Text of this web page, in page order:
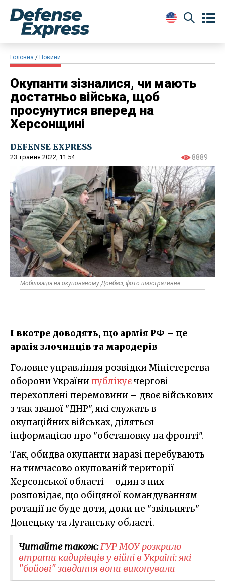
Головна Новини
Окупанти зізналися, чи мають
достатньо війська, щоб
просунутися вперед на
Херсонщині
DEFENSE EXPRESS
23 травня 2022, 11:54 8889
Мобілізація на окупованому Донбасі, фото ілюстративне
І вкотре доводять, що армія РФ – це
армія злочинців та мародерів
Головне управління розвідки Міністерства
оборони Українипублікуєчергові
перехоплені перемовини – двоє військових
з так званої "ДНР", які служать в
окупаційних військах, діляться
інформацією про "обстановку на фронті".
Так, обидва окупанти наразі перебувають
на тимчасово окупованій території
Херсонської області – один з них
розповідає, що обіцяної командуванням
ротації не буде доти, доки не "звільнять"
Донецьку та Луганську області.
Читайте також:ГУР МОУ розкрило
втрати кадирівців у війні в Україні: які
"бойові" завдання вони виконували